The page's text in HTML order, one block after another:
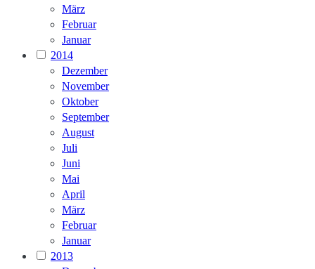
März
Februar
Januar
2014
Dezember
November
Oktober
September
August
Juli
Juni
Mai
April
März
Februar
Januar
2013